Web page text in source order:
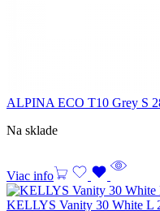
ALPINA ECO T10 Grey S
Na sklade
Viac info
KELLYS Vanity 30 White L